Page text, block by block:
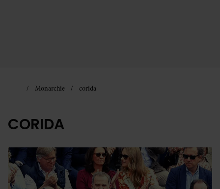
Monarchie corida
CORIDA